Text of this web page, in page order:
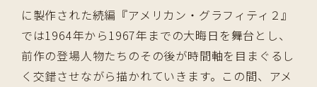
に製作された続編『アメリカン・グラフィティ２』
では1964年から1967年までの大晦日を舞台とし、
前作の登場人物たちのその後が時間軸を目まぐるし
く交錯させながら描かれていきます。この間、アメ